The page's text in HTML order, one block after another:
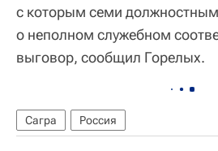
с которым семи
о неполном служебном
выговор, сообщил Горелых.
Сагра Россия